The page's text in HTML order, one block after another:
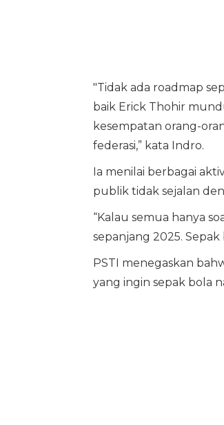
"Tidak ada roadmap
baik Erick Thohir
kesempatan orang-
federasi,” kata Indro.
Ia menilai berbagai
publik tidak sejalan
“Kalau semua hanya
sepanjang 2025.
PSTI menegaskan
yang ingin sepak bola